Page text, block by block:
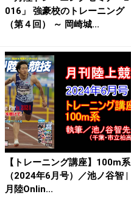
016」 強豪校のトレーニング
（第４回） ～ 岡崎城...
【トレーニング講座】100m系
（2024年6月号）／池ノ谷智 |
月陸Onlin...